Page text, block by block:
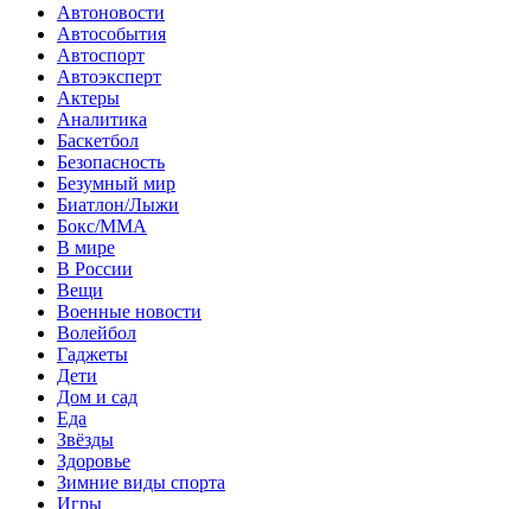
Автоновости
Автособытия
Автоспорт
Автоэксперт
Актеры
Аналитика
Баскетбол
Безопасность
Безумный мир
Биатлон/Лыжи
Бокс/MMA
В мире
В России
Вещи
Военные новости
Волейбол
Гаджеты
Дети
Дом и сад
Еда
Звёзды
Здоровье
Зимние виды спорта
Игры